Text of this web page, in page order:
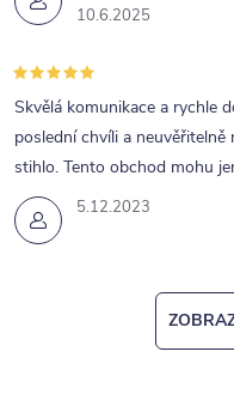
10.6.2025
5.12.2023
Skvělá komunikace a rychle
poslední chvíli a
stihlo. Tento obchod mohu